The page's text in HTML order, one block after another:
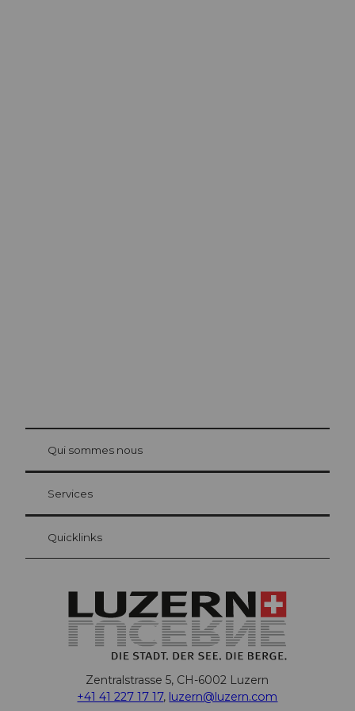
Carte d’hôte Lucerne
Vos avantages en tant qu'hôte pour la nuit
at Bre
Qui sommes nous
Services
Quicklinks
Zentralstrasse 5, CH-6002 Luzern
+41 41 227 17 17, luzern@luzern.com